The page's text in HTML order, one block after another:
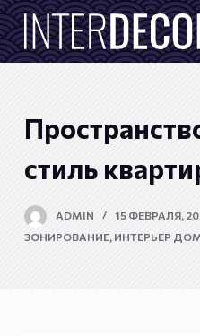
П
е
р
у
стиль
ADMIN
15 ФЕВРАЛЯ,
ЗОНИРОВАНИЕ, ИНТЕРЬЕР